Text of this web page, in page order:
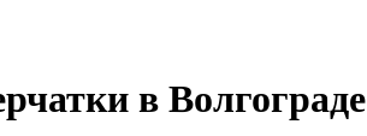
в Волгограде